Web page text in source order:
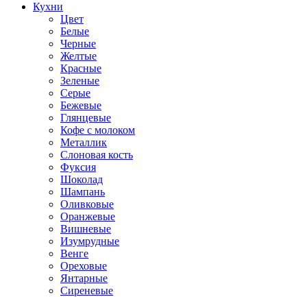
Кухни
Цвет
Белые
Черные
Желтые
Красные
Зеленые
Серые
Бежевые
Глянцевые
Кофе с молоком
Металлик
Слоновая кость
Фуксия
Шоколад
Шампань
Оливковые
Оранжевые
Вишневые
Изумрудные
Венге
Ореховые
Янтарные
Сиреневые